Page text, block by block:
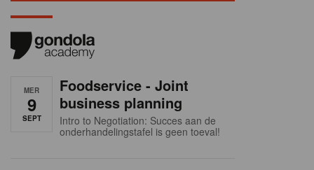
MER
9
SEPT
Foodservice - Joint
business planning
Intro to Negotiation: Succes aan de
onderhandelingstafel is geen toeval!